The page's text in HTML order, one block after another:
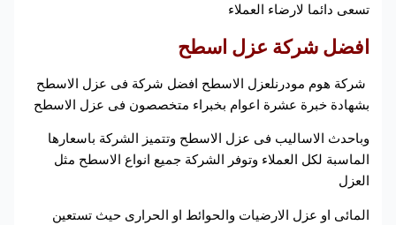
تسعى دائما لارضاء العملاء
افضل شركة عزل اسطح
شركة هوم مودرنلعزل الاسطح افضل شركة فى عزل الاسطح
بشهادة خبرة عشرة اعوام بخبراء متخصصون فى عزل الاسطح
وباحدث الاساليب فى عزل الاسطح وتتميز الشركة باسعارها
الماسبة لكل العملاء وتوفر الشركة جميع انواع الاسطح مثل
العزل
المائى او عزل الارضيات والحوائط او الحرارى حيث تستعين